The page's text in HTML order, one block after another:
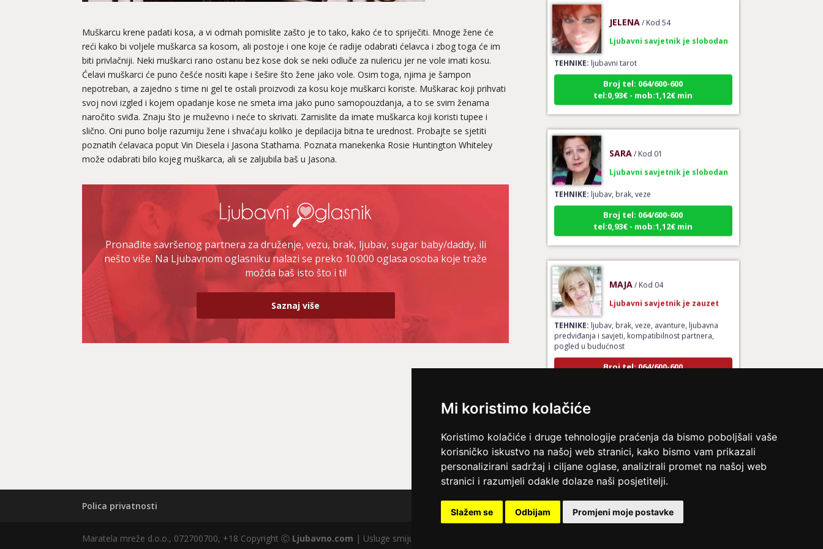
Mi koristimo kolačiće
Koristimo kolačiće i druge tehnologije praćenja da bismo poboljšali vaše
korisničko iskustvo na našoj web stranici, kako bismo vam prikazali
personalizirani sadržaj i ciljane oglase, analizirali promet na našoj web
stranici i razumjeli odakle dolaze naši posjetitelji.
Slažem se Odbijam Promjeni moje postavke
Muškarcu krene padati kosa, a vi odmah pomislite zašto je to tako, kako će to spriječiti. Mnoge žene će
reći kako bi voljele muškarca sa kosom, ali postoje i one koje će radije odabrati ćelavca i zbog toga će im
biti privlačniji. Neki muškarci rano ostanu bez kose dok se neki odluče za nulericu jer ne vole imati kosu.
Ćelavi muškarci će puno češće nositi kape i šešire što žene jako vole. Osim toga, njima je šampon
nepotreban, a zajedno s time ni gel te ostali proizvodi za kosu koje muškarci koriste. Muškarac koji prihvati
svoj novi izgled i kojem opadanje kose ne smeta ima jako puno samopouzdanja, a to se svim ženama
naročito sviđa. Znaju što je muževno i neće to skrivati. Zamislite da imate muškarca koji koristi tupee i
slično. Oni puno bolje razumiju žene i shvaćaju koliko je depilacija bitna te urednost. Probajte se sjetiti
poznatih ćelavaca poput Vin Diesela i Jasona Stathama. Poznata manekenka Rosie Huntington Whiteley
može odabrati bilo kojeg muškarca, ali se zaljubila baš u Jasona.
Pronađite savršenog partnera za druženje, vezu, brak, ljubav, sugar baby/daddy, ili
nešto više. Na Ljubavnom oglasniku nalazi se preko 10.000 oglasa osoba koje traže
možda baš isto što i ti!
Saznaj više
TEHNIKE:ljubavni tarot
Broj tel: 064/600-600
tel:0,93€ - mob:1,12€ min
TEHNIKE:ljubav, brak, veze
Broj tel: 064/600-600
tel:0,93€ - mob:1,12€ min
TEHNIKE:ljubav, brak, veze, avanture, ljubavna
predviđanja i savjeti, kompatibilnost partnera,
pogled u budućnost
Broj tel: 064/600-600
tel:0,93€ - mob:1,12€ min
Ljubavni savjetnik je slobodan
TEHNIKE:ljubavna predviđanja, budućnost veze,
nova veza, pomirenje
Broj tel: 064/600-600
tel:0,93€ - mob:1,12€ min
Polica privatnosti
Maratela mreže d.o.o., 072700700, +18 Copyright Ⓒ Ljubavno.com | Usluge smiju koristiti osobe starije od +18 godina.